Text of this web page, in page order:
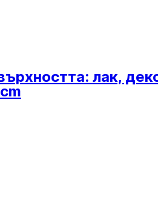
лак,